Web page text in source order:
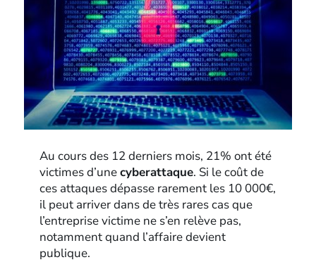
Au cours des 12 derniers mois, 21% ont été
victimes d’unecyberattaque. Si le coût de
ces attaques dépasse rarement les 10 000€,
il peut arriver dans de très rares cas que
l’entreprise victime ne s’en relève pas,
notamment quand l’affaire devient
publique.